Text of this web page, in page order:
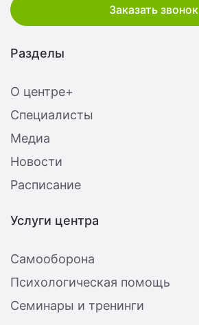
Заказать звонок
Разделы
О центре+
Специалисты
Медиа
Новости
Расписание
Услуги центра
Самооборона
Психологическая помощь
Семинары и тренинги